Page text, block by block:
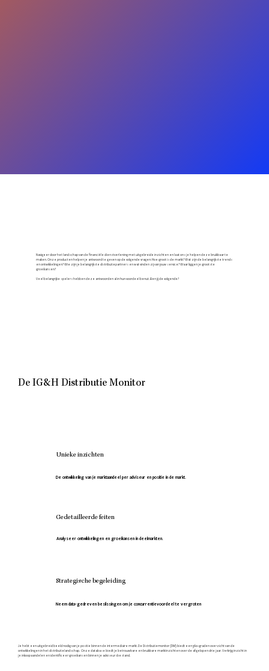
Navigeer door het landschap van de financiële dienstverlening met uitgebreide inzichten en laat ons je helpen deze bruikbaar te
maken. Onze producten helpen je antwoord te geven op de volgende vragen: Hoe groot is de markt? Wat zijn de belangrijkste trends
en ontwikkelingen? Wie zijn je belangrijkste distributiepartners en wat vinden zij van jouw service? Waar liggen je grootste
groeikansen?
Veel belangrijke spelers hebben deze antwoorden al in hun voordeel benut. Ben jij de volgende?
De IG&H Distributie Monitor
Je hebt een uitgebreid beeld nodig van je positie binnen de intermediaire markt. De Distributiemonitor (DM) biedt een 360-graden overzicht van de
ontwikkelingen in het distributielandschap. Onze database biedt je betrouwbare en bruikbare marktinzichten over de afgelopen drie jaar. Verkrijg inzicht in
je inkoopaandelen en identificeer groeikansen binnen je adviseursbestand.
Unieke inzichten
De ontwikkeling van je marktaandeel per adviseur en positie in de markt.
Gedetailleerde feiten
Analyseer ontwikkelingen en groeikansen in deelmarkten.
Strategische begeleiding
Neem data-gedreven beslissingen om je concurrentievoordeel te vergroten